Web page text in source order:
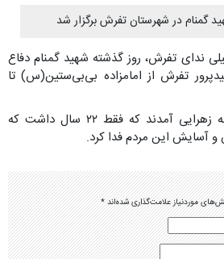
گمنام در شهرستان تفرش برگزار شد
ندای تفرش، روز گذشته شهید گمنام دفاع
تفرش از امامزاده بی‌بی‌ستین(س) تا
مردم تفرش به استقبال لاله زهرایی آمدند که فقط ۲۲ سال داشت که
و آسایش این مردم فدا کرد.
موردنیاز علامت‌گذاری شده‌اند*